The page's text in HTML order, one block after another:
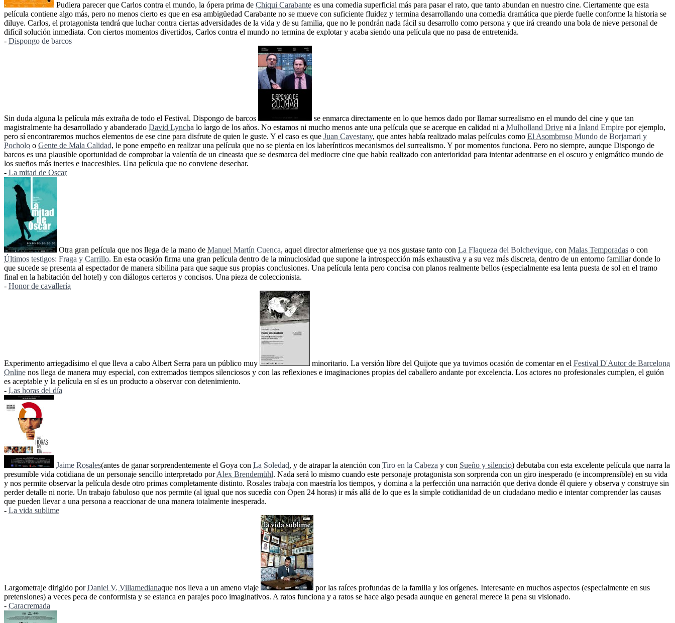
Pudiera parecer que Carlos contra el mundo, la ópera prima de Chiqui Carabante es una comedia superficial más para pasar el rato, que tanto abundan en nuestro cine. Ciertamente que esta
película contiene algo más, pero no menos cierto es que en esa ambigüedad Carabante no se mueve con suficiente fluidez y termina desarrollando una comedia dramática que pierde fuelle conforme la historia se
diluye. Carlos, el protagonista tendrá que luchar contra ciertas adversidades de la vida y de su familia, que no le pondrán nada fácil su desarrollo como persona y que irá creando una bola de nieve personal de
difícil solución inmediata. Con ciertos momentos divertidos, Carlos contra el mundo no termina de explotar y acaba siendo una película que no pasa de entretenida.
- Dispongo de barcos
Sin duda alguna la película más extraña de todo el Festival. Dispongo de barcos
se enmarca directamente en lo que hemos dado por llamar surrealismo en el mundo del cine y que tan
magistralmente ha desarrollado y abanderado David Lyncha lo largo de los años. No estamos ni mucho menos ante una película que se acerque en calidad ni a Mulholland Drive ni a Inland Empire por ejemplo,
pero sí encontraremos muchos elementos de ese cine para disfrute de quien le guste. Y el caso es que Juan Cavestany, que antes había realizado malas películas como El Asombroso Mundo de Borjamari y
Pocholo o Gente de Mala Calidad, le pone empeño en realizar una película que no se pierda en los laberínticos mecanismos del surrealismo. Y por momentos funciona. Pero no siempre, aunque Dispongo de
barcos es una plausible oportunidad de comprobar la valentía de un cineasta que se desmarca del mediocre cine que había realizado con anterioridad para intentar adentrarse en el oscuro y enigmático mundo de
los sueños más inertes e inaccesibles. Una película que no conviene desechar.
- La mitad de Oscar
Otra gran película que nos llega de la mano de Manuel Martín Cuenca, aquel director almeriense que ya nos gustase tanto con La Flaqueza del Bolchevique, con Malas Temporadas o con
Últimos testigos: Fraga y Carrillo. En esta ocasión firma una gran película dentro de la minuciosidad que supone la introspección más exhaustiva y a su vez más discreta, dentro de un entorno familiar donde lo
que sucede se presenta al espectador de manera sibilina para que saque sus propias conclusiones. Una película lenta pero concisa con planos realmente bellos (especialmente esa lenta puesta de sol en el tramo
final en la habitación del hotel) y con diálogos certeros y concisos. Una pieza de coleccionista.
- Honor de cavallería
Experimento arriegadísimo el que lleva a cabo Albert Serra para un público muy minoritario. La versión libre del Quijote que ya tuvimos ocasión de comentar en el Festival D'Autor de Barcelona
Online nos llega de manera muy especial, con extremados tiempos silenciosos y con las reflexiones e imaginaciones propias del caballero andante por excelencia. Los actores no profesionales cumplen, el guión
es aceptable y la película en sí es un producto a observar con detenimiento.
- Las horas del día
Jaime Rosales(antes de ganar sorprendentemente el Goya con La Soledad, y de atrapar la atención con Tiro en la Cabeza y con Sueño y silencio) debutaba con esta excelente película que narra la
presumible vida cotidiana de un personaje sencillo interpretado porAlex Brendemühl. Nada será lo mismo cuando este personaje protagonista son sorprenda con un giro inesperado (e incomprensible) en su vida
y nos permite observar la película desde otro primas completamente distinto. Rosales trabaja con maestría los tiempos, y domina a la perfección una narración que deriva donde él quiere y observa y construye sin
perder detalle ni norte. Un trabajo fabuloso que nos permite (al igual que nos sucedía con Open 24 horas) ir más allá de lo que es la simple cotidianidad de un ciudadano medio e intentar comprender las causas
que pueden llevar a una persona a reaccionar de una manera totalmente inesperada.
- La vida sublime
Largometraje dirigido porDaniel V. Villamedianaque nos lleva a un ameno viaje
por las raíces profundas de la familia y los orígenes. Interesante en muchos aspectos (especialmente en sus
pretensiones) a veces peca de conformista y se estanca en parajes poco imaginativos. A ratos funciona y a ratos se hace algo pesada aunque en general merece la pena su visionado.
- Caracremada